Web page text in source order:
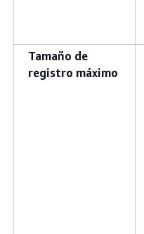
Tamaño de
registro máximo